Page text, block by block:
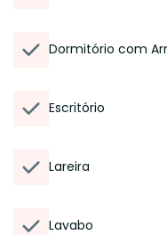
Dormitório com
Escritório
Lareira
Lavabo